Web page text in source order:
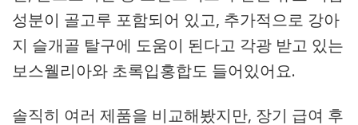
성분이 골고루 포함되어 있고, 추가적으로 강아
지 슬개골 탈구에 도움이 된다고 각광 받고 있는
보스웰리아와 초록입홍합도 들어있어요.
솔직히 여러 제품을 비교해봤지만, 장기 급여 후